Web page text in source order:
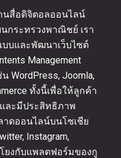
นสื่อดิจิตอลออนไลน์
กระทรวงพาณิชย์ เรา
บและพัฒนาเว็บไซต์
Management
WordPress, Joomla,
ทั้งนี้เพื่อให้ลูกค้า
ละมีประสิทธิภาพ
าดออนไลน์บนโซเชีย
Instagram,
โยงกับแพลตฟอร์มของกู